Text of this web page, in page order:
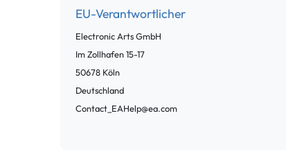
EU-Verantwortlicher
Electronic Arts GmbH
Im Zollhafen15-17
50678 Köln
Deutschland
Contact_EAHelp@ea.com